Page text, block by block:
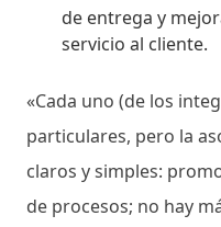
de entrega y
servicio al cliente.
«Cada uno (de los
particulares, pero la
claros y simples:
de procesos; no hay